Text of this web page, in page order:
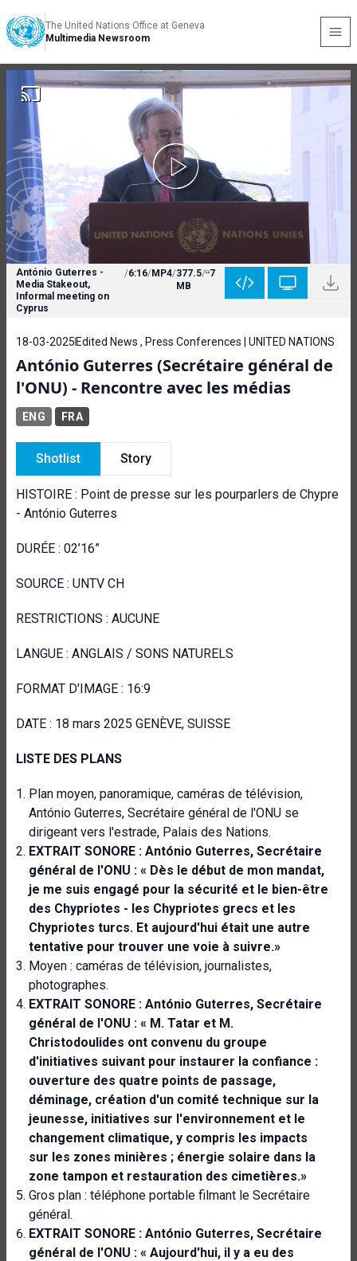
The United Nations Office at Geneva
Multimedia Newsroom
António Guterres -
Media Stakeout,
Informal meeting on
Cyprus
/6:16/MP4/377.5
MB
/ 7
18-03-2025 Edited News , Press Conferences | UNITED NATIONS
António Guterres (Secrétaire général de
l'ONU) - Rencontre avec les médias
ENG FRA
Shotlist Story
HISTOIRE : Point de presse sur les pourparlers de Chypre
- António Guterres
DURÉE : 02’16”
SOURCE : UNTV CH
RESTRICTIONS : AUCUNE
LANGUE : ANGLAIS / SONS NATURELS
FORMAT D'IMAGE : 16:9
DATE : 18 mars 2025 GENÈVE, SUISSE
LISTE DES PLANS
Plan moyen, panoramique, caméras de télévision,
António Guterres, Secrétaire général de l'ONU se
dirigeant vers l'estrade, Palais des Nations.
EXTRAIT SONORE : António Guterres, Secrétaire
général de l'ONU : « Dès le début de mon mandat,
je me suis engagé pour la sécurité et le bien-être
des Chypriotes - les Chypriotes grecs et les
Chypriotes turcs. Et aujourd'hui était une autre
tentative pour trouver une voie à suivre.»
Moyen : caméras de télévision, journalistes,
photographes.
EXTRAIT SONORE : António Guterres, Secrétaire
général de l'ONU : « M. Tatar et M.
Christodoulides ont convenu du groupe
d'initiatives suivant pour instaurer la confiance :
ouverture des quatre points de passage,
déminage, création d'un comité technique sur la
jeunesse, initiatives sur l'environnement et le
changement climatique, y compris les impacts
sur les zones minières ; énergie solaire dans la
zone tampon et restauration des cimetières.»
Gros plan : téléphone portable filmant le Secrétaire
général.
EXTRAIT SONORE : António Guterres, Secrétaire
général de l'ONU : « Aujourd'hui, il y a eu des